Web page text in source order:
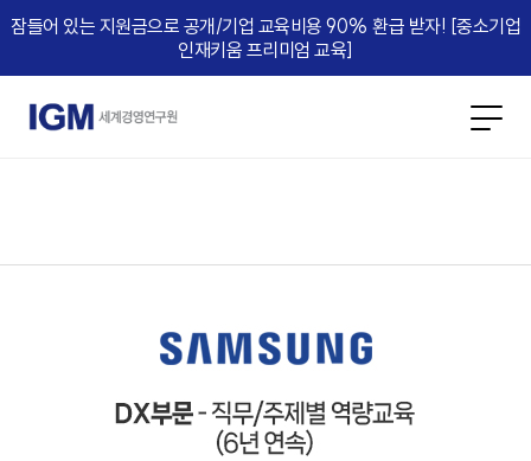
잠들어 있는 지원금으로 공개/기업 교육비용 90% 환급 받자! [중소기업
인재키움 프리미엄 교육]​